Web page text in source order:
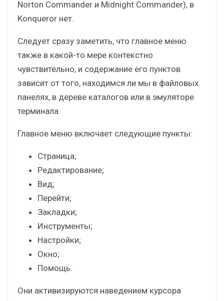
Norton Commander и Midnight Commander), в
Konqueror нет.
Следует сразу заметить, что главное меню
также в какой-то мере контекстно
чувствительно, и содержание его пунктов
зависит от того, находимся ли мы в файловых
панелях, в дереве каталогов или в эмуляторе
терминала.
Главное меню включает следующие пункты:
Страница;
Редактирование;
Вид;
Перейти;
Закладки;
Инструменты;
Настройки;
Окно;
Помощь.
Они активизируются наведением курсора